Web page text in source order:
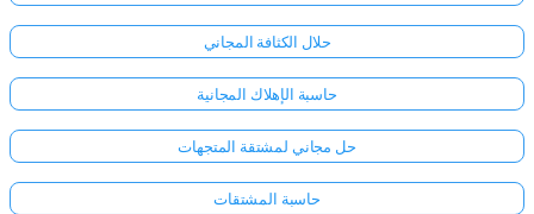
حلال الكثافة المجاني
حاسبة الإهلاك المجانية
حل مجاني لمشتقة المتجهات
حاسبة المشتقات